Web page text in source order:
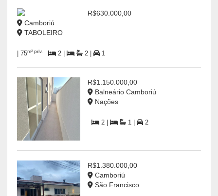
R$630.000,00
Camboriú
TABOLEIRO
| 75m² priv. 2 | 2 | 1
R$1.150.000,00
Balneário Camboriú
Nações
2 | 1 | 2
R$1.380.000,00
Camboriú
São Francisco